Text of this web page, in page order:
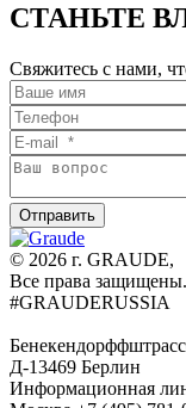
СТАНЬТЕ
Свяжитесь с нами,
© 2026 г. GRAUDE,
Все права защищены.
#GRAUDERUSSIA
Д-13469 Берлин
Информационная